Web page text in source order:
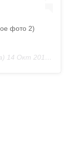
фото 2)
2018 в 9:02 PDT